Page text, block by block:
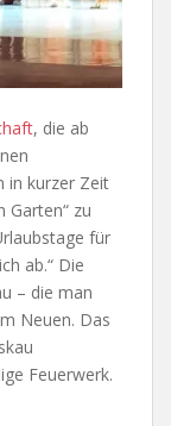
, die ab
in kurzer Zeit
Garten“ zu
für
ab.“ Die
– die man
Neuen. Das
Feuerwerk.